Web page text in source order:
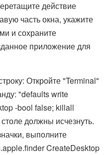
действие
часть окна, укажите
и сохраните
приложение для
Откройте "Terminal"
"defaults write
-bool false; killall
должны исчезнуть.
выполните
CreateDesktop